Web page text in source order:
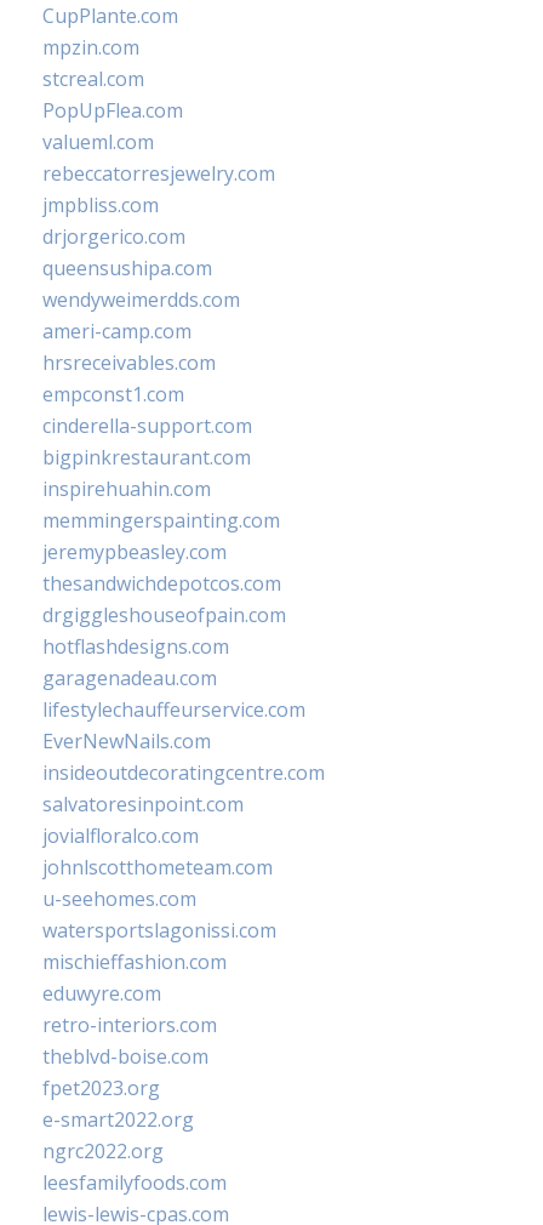
CupPlante.com
mpzin.com
stcreal.com
PopUpFlea.com
valueml.com
rebeccatorresjewelry.com
jmpbliss.com
drjorgerico.com
queensushipa.com
wendyweimerdds.com
ameri-camp.com
hrsreceivables.com
empconst1.com
cinderella-support.com
bigpinkrestaurant.com
inspirehuahin.com
memmingerspainting.com
jeremypbeasley.com
thesandwichdepotcos.com
drgiggleshouseofpain.com
hotflashdesigns.com
garagenadeau.com
lifestylechauffeurservice.com
EverNewNails.com
insideoutdecoratingcentre.com
salvatoresinpoint.com
jovialfloralco.com
johnlscotthometeam.com
u-seehomes.com
watersportslagonissi.com
mischieffashion.com
eduwyre.com
retro-interiors.com
theblvd-boise.com
fpet2023.org
e-smart2022.org
ngrc2022.org
leesfamilyfoods.com
lewis-lewis-cpas.com